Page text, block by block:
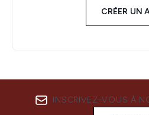
CRÉER UN
INSCRIVEZ-VOUS À